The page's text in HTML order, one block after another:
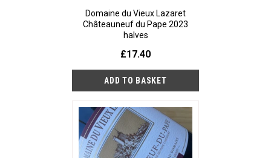
Domaine du Vieux Lazaret
Châteauneuf du Pape 2023
halves
£17.40